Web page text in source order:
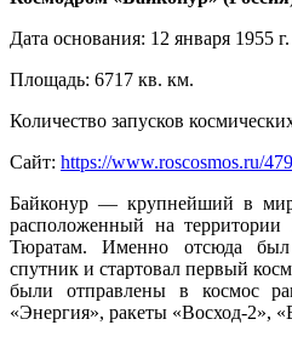
Дата основания: 12 января 1955 г.
Площадь: 6717 кв. км.
Количество запусков
Сайт: https://www.roscosmos.ru/
Байконур — крупнейший в
расположенный на территории
Тюратам. Именно отсюда
спутник и стартовал первый
были отправлены в космос
«Энергия», ракеты «Восход-2»,